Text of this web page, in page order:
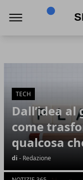
TECH
Dall’idea al
come
qualcosa
di - Redazione